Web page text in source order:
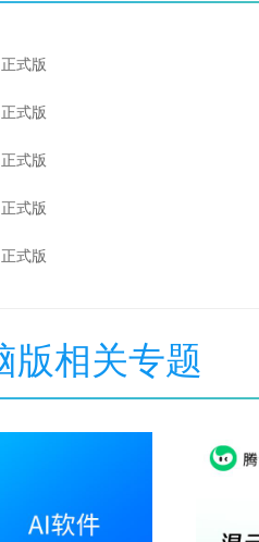
式版
式版
式版
式版
式版
版相关专题